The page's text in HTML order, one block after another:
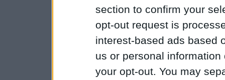
section to confirm your
opt-out request is
interest-based ads based
us or personal
your opt-out. You may